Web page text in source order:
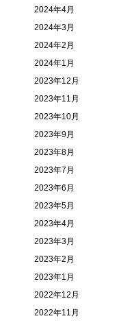
2024年4月
2024年3月
2024年2月
2024年1月
2023年12月
2023年11月
2023年10月
2023年9月
2023年8月
2023年7月
2023年6月
2023年5月
2023年4月
2023年3月
2023年2月
2023年1月
2022年12月
2022年11月